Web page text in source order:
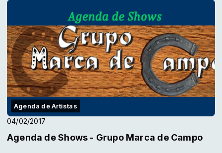
Agenda de Artistas
04/02/2017
Agenda de Shows - Grupo Marca de Campo